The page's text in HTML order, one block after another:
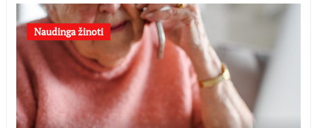
Naudinga žinoti